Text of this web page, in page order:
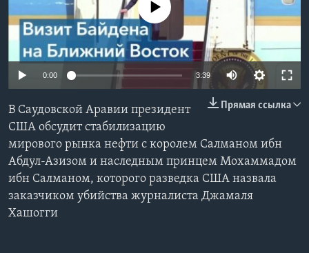
Learning English
СОЦИАЛЬНЫЕ СЕТИ
Языки
No media source currently available
0:00 3:39
Прямая ссылка
В Саудовской Аравии президент
США обсудит стабилизацию
мирового рынка нефти с королем Салманом ибн
Абдул-Азизом и наследным принцем Мохаммадом
ибн Салманом, которого разведка США назвала
заказчиком убийства журналиста Джамаля
Хашогги